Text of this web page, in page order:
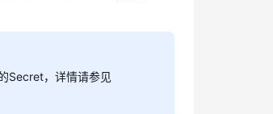
Secret，详情请参见